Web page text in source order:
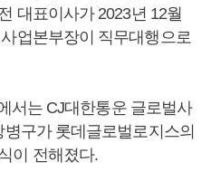
대표이사가 2023년 12월
업본부장이 직무대행으로
서는 CJ대한통운 글로벌사
구가 롯데글로벌로지스의
이 전해졌다.